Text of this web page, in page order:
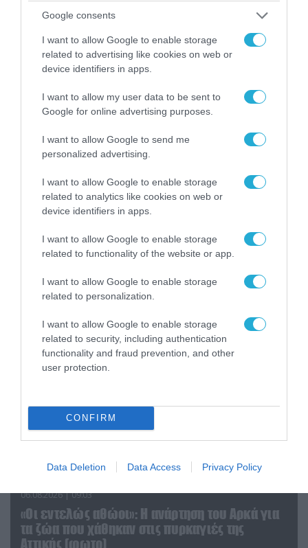
Google consents
I want to allow Google to enable storage
related to advertising like cookies on web or
device identifiers in apps.
I want to allow my user data to be sent to
Google for online advertising purposes.
I want to allow Google to send me
personalized advertising.
I want to allow Google to enable storage
related to analytics like cookies on web or
device identifiers in apps.
I want to allow Google to enable storage
related to functionality of the website or app.
I want to allow Google to enable storage
related to personalization.
I want to allow Google to enable storage
related to security, including authentication
functionality and fraud prevention, and other
user protection.
CONFIRM
Data Deletion Data Access Privacy Policy
07.08.2026 | 20:02
Ο Γιάννης Αλαφούζος «τέλειωσε» τον
Κωνσταντίνο Ζούλα από τον ΣΚΑΪ – Ο λόγος της
απομάκρυνσής του
06.08.2026 | 14:02
Αθήνα: Απομακρύνθηκαν παράνομα
αντικείμενα από κοινόχρηστους χώρους
06.08.2026 | 09:03
«Οι εντελώς αθώοι»: Η ανάρτηση του Αρκά για
τα ζώα που χάθηκαν στις πυρκαγιές της
Αττικής (φωτο)